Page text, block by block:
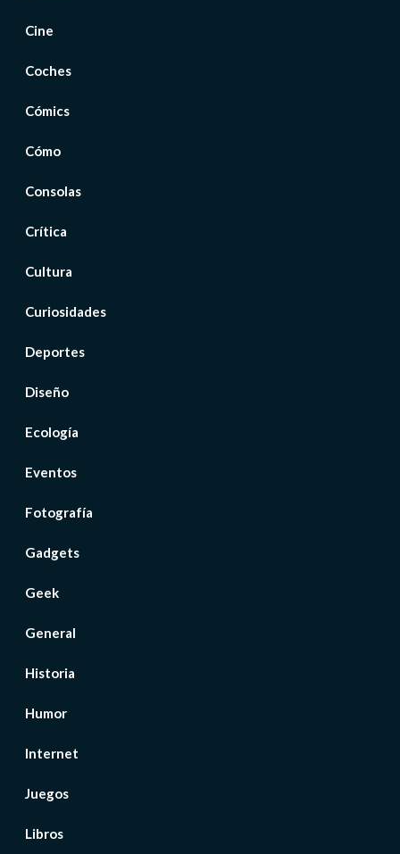
Cine
Coches
Cómics
Cómo
Consolas
Crítica
Cultura
Curiosidades
Deportes
Diseño
Ecología
Eventos
Fotografía
Gadgets
Geek
General
Historia
Humor
Internet
Juegos
Libros